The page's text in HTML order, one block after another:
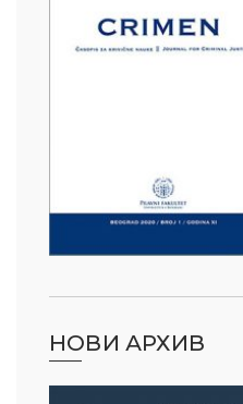
НОВИ АРХИВ